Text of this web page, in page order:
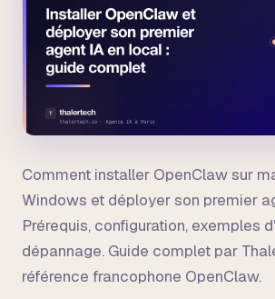
Comment installer OpenClaw sur
Windows et déployer son premier
Prérequis, configuration, exemples
dépannage. Guide complet par
référence francophone OpenClaw.